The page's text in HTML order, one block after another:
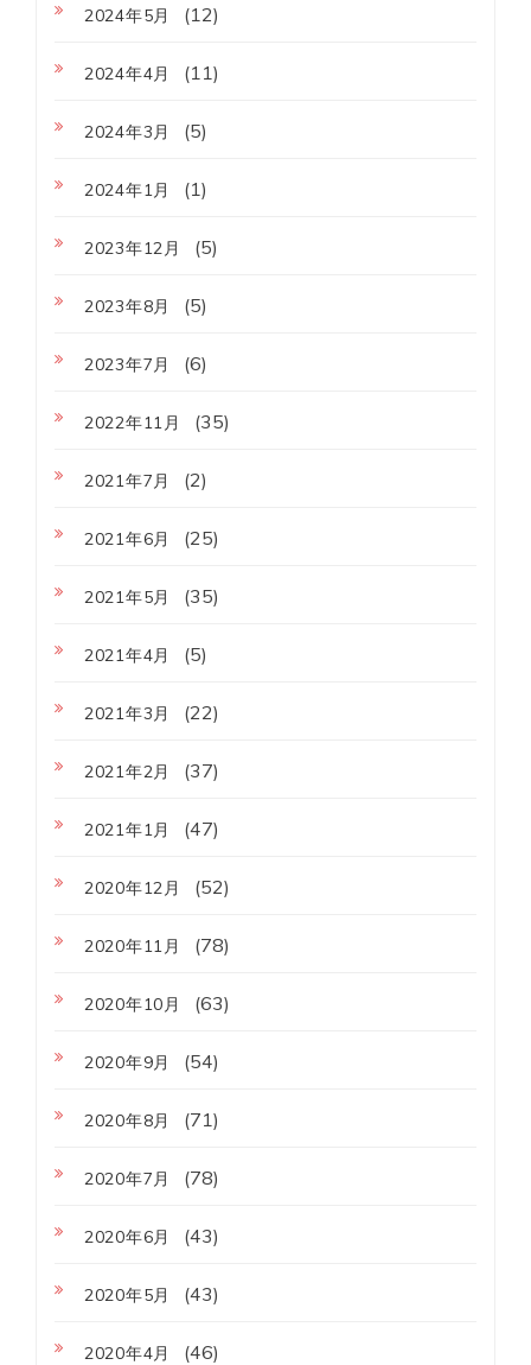
2024年5月 (12)
2024年4月 (11)
2024年3月 (5)
2024年1月 (1)
2023年12月 (5)
2023年8月 (5)
2023年7月 (6)
2022年11月 (35)
2021年7月 (2)
2021年6月 (25)
2021年5月 (35)
2021年4月 (5)
2021年3月 (22)
2021年2月 (37)
2021年1月 (47)
2020年12月 (52)
2020年11月 (78)
2020年10月 (63)
2020年9月 (54)
2020年8月 (71)
2020年7月 (78)
2020年6月 (43)
2020年5月 (43)
2020年4月 (46)